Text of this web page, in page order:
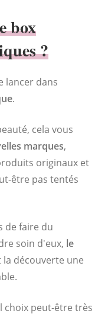
box
?
lancer dans
.
cela vous
marques,
originaux et
être pas tentés
de faire du
soin d'eux, le
la découverte une
choix peut-être très